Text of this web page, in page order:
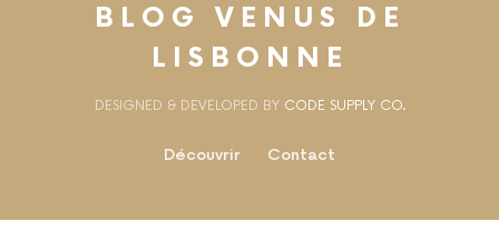
BLOG VENUS DE
LISBONNE
DESIGNED & DEVELOPED BY CODE SUPPLY CO.
Découvrir Contact